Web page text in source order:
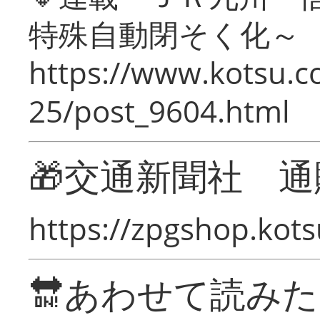
特殊自動閉そく化～
https://
25/post_9604.html
🎁交通新聞社
https://
🔛あわせて読み